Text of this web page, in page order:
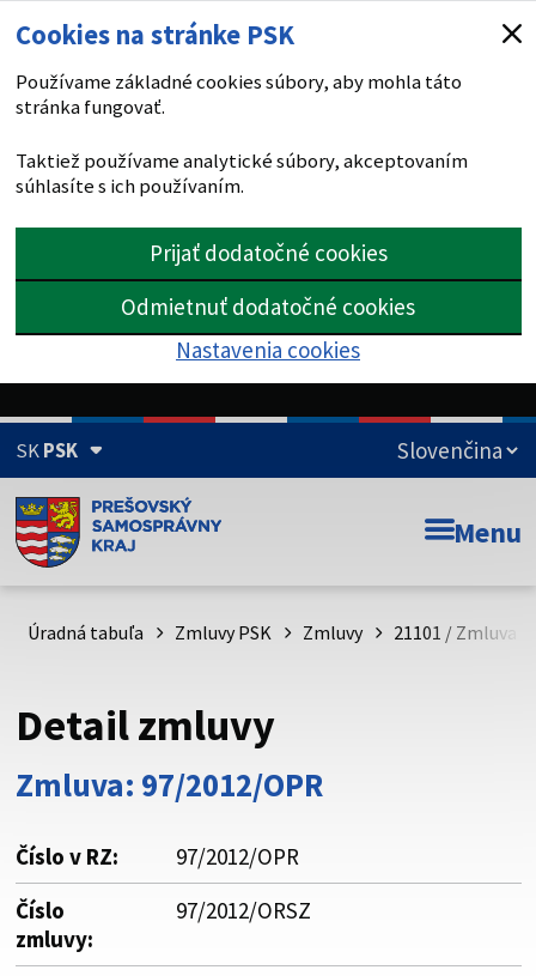
Cookies na stránke PSK
Používame základné cookies súbory, aby mohla táto
stránka fungovať.
Taktiež používame analytické súbory, akceptovaním
súhlasíte s ich používaním.
Prijať dodatočné cookies
Odmietnuť dodatočné cookies
Nastavenia cookies
SKPSK
Doména psk.sk je oficiálna
Toto je oficiálna webová stránka Prešovského
psk.sk.
Buďte pozorní a vždy sa uistite, že zdieľate informácie iba
cez zabezpečenú webovú stránku. Zabezpečená stránka
vždy začína https:// pred názvom domény webového sídla.
Menu
Úradná tabuľa Zmluvy PSK Zmluvy 21101 / Zmluva
Detail zmluvy
Zmluva: 97/2012/OPR
Číslo v RZ:
97/2012/OPR
Číslo
zmluvy:
97/2012/ORSZ